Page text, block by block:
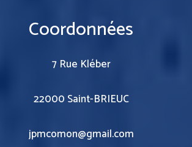
Coordonnées
7 Rue Kléber
22000 Saint-BRIEUC
jpmcomon@gmail.com